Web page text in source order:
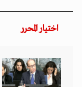
اختيار المحرر